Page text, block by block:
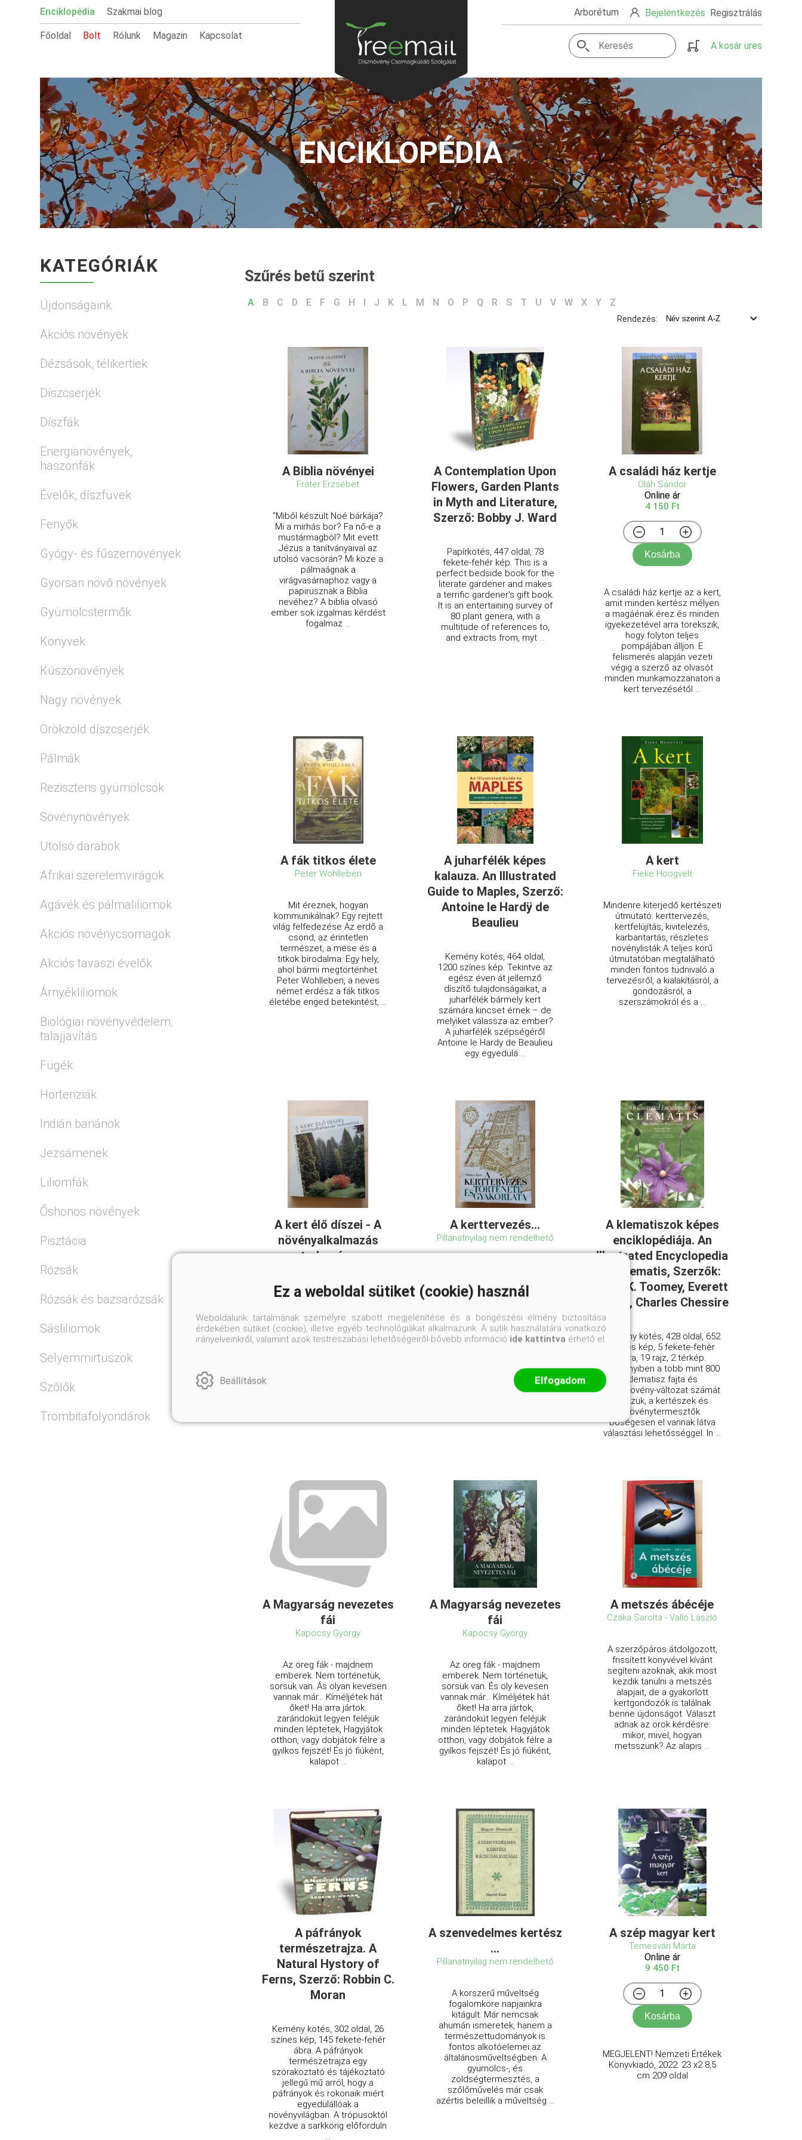
Enciklopédia Szakmai blog
Főoldal Bolt Rólunk Magazin Kapcsolat
Arborétum Bejelentkezés Regisztrálás
A kosár üres
ENCIKLOPÉDIA
KATEGÓRIÁK
Újdonságaink
Akciós növények
Dézsások, télikertiek
Díszcserjék
Díszfák
Energianövények,
haszonfák
Évelők, díszfüvek
Fenyők
Gyógy- és fűszernövények
Gyorsan növő növények
Gyümölcstermők
Könyvek
Kúszónövények
Nagy növények
Örökzöld díszcserjék
Pálmák
Rezisztens gyümölcsök
Sövénynövények
Utolsó darabok
Afrikai szerelemvirágok
Agávék és pálmaliliomok
Akciós növénycsomagok
Akciós tavaszi évelők
Árnyékliliomok
Biológiai növényvédelem,
talajjavítás
Fügék
Hortenziák
Indián banánok
Jezsámenek
Liliomfák
Őshonos növények
Pisztácia
Rózsák
Rózsák és bazsarózsák
Sásliliomok
Selyemmirtuszok
Szőlők
Trombitafolyondárok
Szűrés betű szerint
A B C D E F G H J K L M N O P Q R S T U V W X Y Z
Rendezés:
A Biblia növényei
Fráter Erzsébet
"Miből készült Noé bárkája?
Mi a mirhás bor? Fa nő-e a
mustármagból? Mit evett
Jézus a tanítványaival az
utolsó vacsorán? Mi köze a
pálmaágnak a
virágvasárnaphoz vagy a
papirusznak a Biblia
nevéhez? A biblia olvasó
ember sok izgalmas kérdést
fogalmaz ...
A Contemplation Upon
Flowers, Garden Plants
in Myth and Literature,
Szerző: Bobby J. Ward
Papírkötés, 447 oldal, 78
fekete-fehér kép. This is a
perfect bedside book for the
literate gardener and makes
a terrific gardener's gift book.
It is an entertaining survey of
80 plant genera, with a
multitude of references to,
and extracts from, myt ...
A családi ház kertje
Oláh Sándor
Online ár
4 150 Ft
Kosárba
A családi ház kertje az a kert,
amit minden kertész mélyen
a magáénak érez és minden
igyekezetével arra törekszik,
hogy folyton teljes
pompájában álljon. E
felismerés alapján vezeti
végig a szerző az olvasót
minden munkamozzanaton a
kert tervezésétől ...
A fák titkos élete
Peter Wohlleben
Mit éreznek, hogyan
kommunikálnak? Egy rejtett
világ felfedezése Az erdő a
csönd, az érintetlen
természet, a mese és a
titkok birodalma. Egy hely,
ahol bármi megtörténhet.
Peter Wohlleben, a neves
német erdész a fák titkos
életébe enged betekintést, ...
A juharfélék képes
kalauza. An Illustrated
Guide to Maples, Szerző:
Antoine le Hardÿ de
Beaulieu
Kemény kötés, 464 oldal,
1200 színes kép. Tekintve az
egész éven át jellemző
díszítő tulajdonságaikat, a
juharfélék bármely kert
számára kincset érnek – de
melyiket válassza az ember?
A juharfélék szépségéről
Antoine le Hardy de Beaulieu
egy egyedülá ...
A kert
Fieke Hoogvelt
Mindenre kiterjedő kertészeti
útmutató: kerttervezés,
kertfelújítás, kivitelezés,
karbantartás, részletes
növénylisták A teljes körű
útmutatóban megtalálható
minden fontos tudnivaló a
tervezésről, a kialakításról, a
gondozásról, a
szerszámokról és a ...
A kert élő díszei - A
növényalkalmazás
tudomány
szeretném, ha minden
évszakban szép lenne, hogy
ne kelljen öntözni, hogy bírja a
túl magas talajvzet, hogy sok
A kerttervezés...
Pillanatnyilag nem rendelhető
A klematiszok képes
enciklopédiája. An
Illustrated Encyclopedia
of Clematis, Szerzők:
Mary K. Toomey, Everett
Leeds, Charles Chessire
Kemény kötés, 428 oldal, 652
színes kép, 5 fekete-fehér
ábra, 19 rajz, 2 térkép.
Amennyiben a több mint 800
klematisz fajta és
kultúrnövény-változat számát
nézzük, a kertészek és
növénytermesztők
bőségesen el vannak látva
választási lehetősséggel. In ...
A Magyarság nevezetes
fái
Kapocsy György
Az öreg fák - majdnem
emberek. Nem történetük,
sorsuk van. Ás olyan kevesen
vannak már... Kíméljétek hát
őket! Ha arra jártok.
zarándokút legyen feléjük
minden léptetek, Hagyjátok
otthon, vagy dobjátok félre a
gyilkos fejszét! És jó fiúként,
kalapot ...
A Magyarság nevezetes
fái
Kapocsy György
Az öreg fák - majdnem
emberek. Nem történetük,
sorsuk van. És oly kevesen
vannak már... Kíméljétek hát
őket! Ha arra jártok,
zarándokút legyen feléjük
minden léptetek. Hagyjátok
otthon, vagy dobjátok félre a
gyilkos fejszét! És jó fiúként,
kalapot ...
A metszés ábécéje
Czáka Sarolta - Valló László
A szerzőpáros átdolgozott,
frissített könyvével kívánt
segíteni azoknak, akik most
kezdik tanulni a metszés
alapjait, de a gyakorlott
kertgondozók is találnak
benne újdonságot. Választ
adnak az örök kérdésre:
mikor, mivel, hogyan
metsszünk? Az alapis ...
A páfrányok
természetrajza. A
Natural Hystory of
Ferns, Szerző: Robbin C.
Moran
Kemény kötés, 302 oldal, 26
színes kép, 145 fekete-fehér
ábra. A páfrányok
természetrajza egy
szórakoztató és tájékoztató
jellegű mű arról, hogy a
páfrányok és rokonaik miért
egyedülállóak a
növényvilágban. A trópusoktól
kezdve a sarkkörig előforduln
...
A szenvedelmes kertész
...
Pillanatnyilag nem rendelhető
A ​korszerű műveltség
fogalomköre napjainkra
kitágult. Már nemcsak
ahumán ismeretek, hanem a
természettudományok is
fontos alkotóelemei az
általánosműveltségben. A
gyümölcs-, és
zöldségtermesztés, a
szőlőművelés már csak
azértis beleillik a műveltség ...
A szép magyar kert
Temesvári Márta
Online ár
9 450 Ft
Kosárba
MEGJELENT! Nemzeti Értékek
Könyvkiadó, 2022. 23 x2 8,5
cm 209 oldal
Ez a weboldal sütiket (cookie) használ
Weboldalunk tartalmának személyre szabott megjelenítése és a böngészési élmény biztosítása
érdekében sütiket (cookie), illetve egyéb technológiákat alkalmazunk. A sütik használatára vonatkozó
irányelveinkről, valamint azok testreszabási lehetőségeiről bővebb információ ide kattintva érhető el.
Beállítások Elfogadom